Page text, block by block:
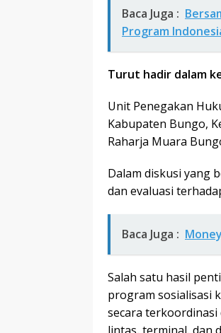
Baca Juga :
Program
Turut hadir dalam
Unit Penegakan
Kabupaten Bungo,
Raharja Muara
Dalam diskusi yang
dan evaluasi
Baca Juga :
Salah satu hasil
program sosialisasi
secara